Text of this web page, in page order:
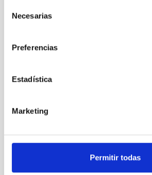
Necesarias
Preferencias
Estadística
Marketing
Permitir todas
“Acércate al Cosmos” 2019